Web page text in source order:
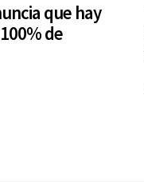
que hay
de